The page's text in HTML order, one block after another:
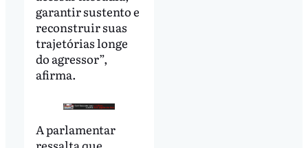
garantir sustento e
reconstruir suas
trajetórias longe
do agressor”,
afirma.
A parlamentar